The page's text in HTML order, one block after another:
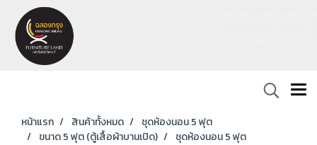
หน้าแรก สินค้าทั้งหมด
ชุดห้องนอน 5 ฟุต
ขนาด 5 ฟุต (ตู้เสื้อผ้าบานเปิด)
ชุดห้องนอน 5 ฟุต